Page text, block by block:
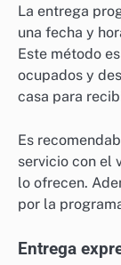
La entrega
una fecha y
Este método
ocupados y
casa para
Es
servicio con el
lo ofrecen.
por la
Entrega